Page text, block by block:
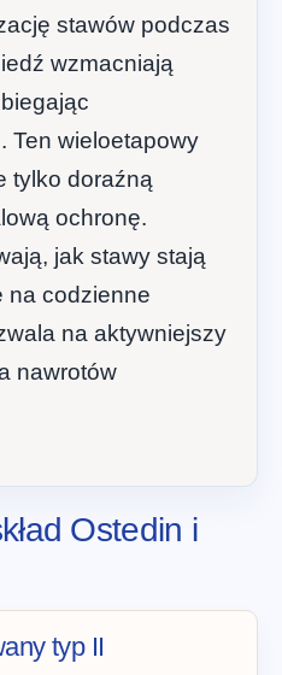
stawów podczas
wzmacniają
Ten wieloetapowy
tylko doraźną
ochronę.
jak stawy stają
na codzienne
na aktywniejszy
nawrotów
Ostedin i
typ II